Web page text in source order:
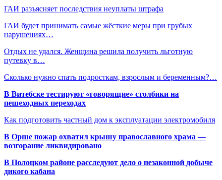
ГАИ разъясняет последствия неуплаты штрафа
ГАИ будет принимать самые жёсткие меры при грубых
нарушениях…
Отдых не удался. Женщина решила получить льготную
путевку в…
Сколько нужно спать подросткам, взрослым и беременным?…
В Витебске тестируют «говорящие» столбики на
пешеходных переходах
Как подготовить частный дом к эксплуатации электромобиля
В Орше пожар охватил крышу православного храма —
возгорание ликвидировано
В Полоцком районе расследуют дело о незаконной добыче
дикого кабана